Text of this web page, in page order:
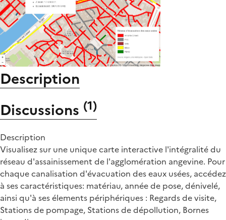
Description
Discussions (1)
Description
Visualisez sur une unique carte interactive l'intégralité du
réseau d'assainissement de l'agglomération angevine. Pour
chaque canalisation d'évacuation des eaux usées, accédez
à ses caractéristiques: matériau, année de pose, dénivelé,
ainsi qu'à ses élements périphériques : Regards de visite,
Stations de pompage, Stations de dépollution, Bornes